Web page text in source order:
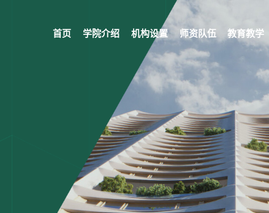
首页 学院介绍 机构设置 师资队伍 教育教学